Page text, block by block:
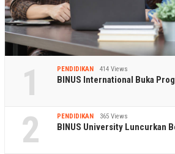
1 PENDIDIKAN 414 Views
BINUS International Buka
2 PENDIDIKAN 365 Views
BINUS University Luncurkan